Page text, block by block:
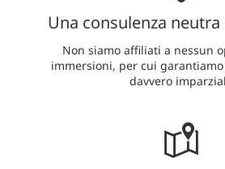
Una consulenza
Non siamo affiliati a nessun
immersioni, per cui
davvero